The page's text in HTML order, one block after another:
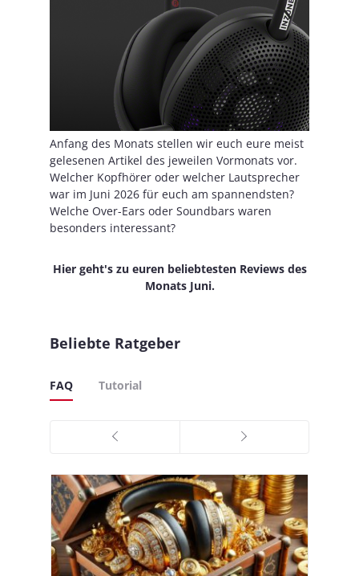
Anfang des Monats stellen wir euch eure meist
gelesenen Artikel des jeweilen Vormonats vor.
Welcher Kopfhörer oder welcher Lautsprecher
war im Juni 2026 für euch am spannendsten?
Welche Over-Ears oder Soundbars waren
besonders interessant?
Hier geht's zu euren beliebtesten Reviews des
Monats Juni.
Beliebte Ratgeber
FAQ Tutorial